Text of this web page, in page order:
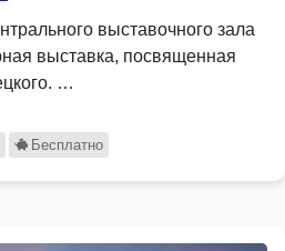
выставочного зала
выставка, посвященная
…
Бесплатно